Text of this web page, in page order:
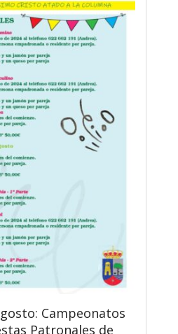
Campeonatos
Patronales de